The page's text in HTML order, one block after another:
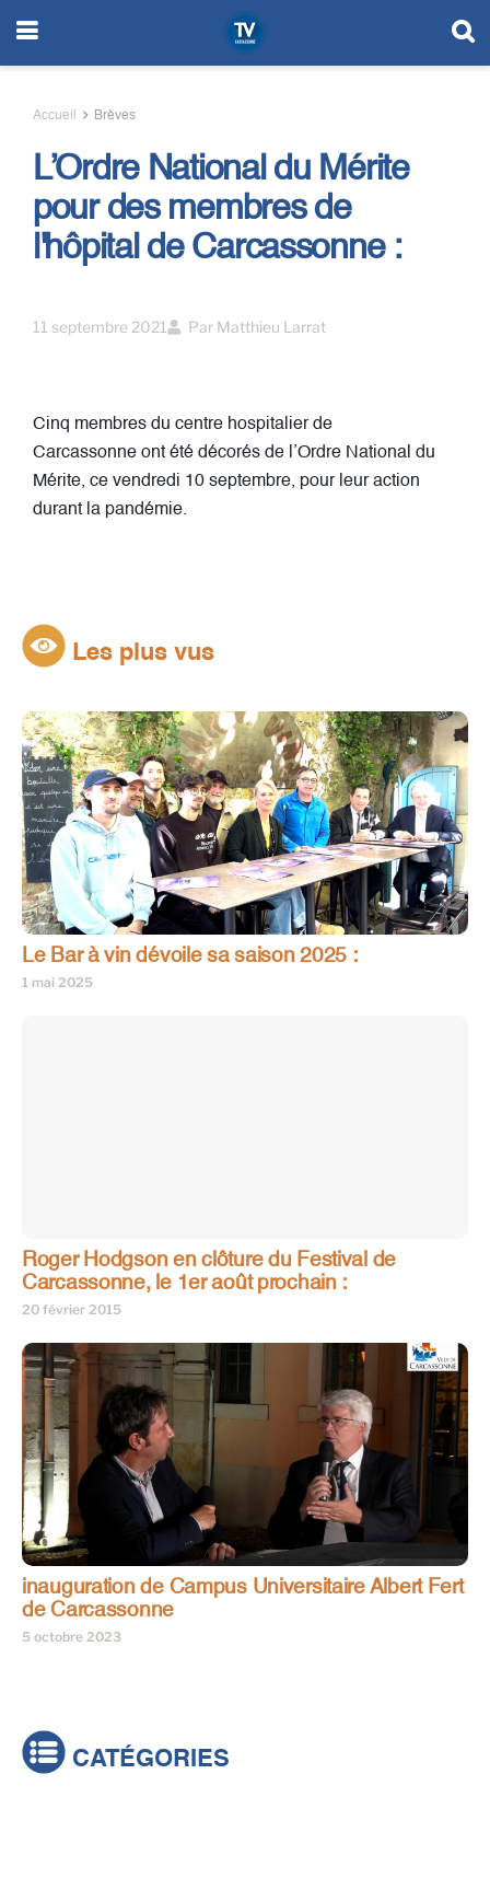
Accueil Brèves
L’Ordre National du Mérite
pour des membres de
l'hôpital de Carcassonne :
11 septembre 2021 Par Matthieu Larrat
Cinq membres du centre hospitalier de
Carcassonne ont été décorés de l’Ordre National du
Mérite, ce vendredi 10 septembre, pour leur action
durant la pandémie.
Les plus vus
Le Bar à vin dévoile sa saison 2025 :
1 mai 2025
Roger Hodgson en clôture du Festival de
Carcassonne, le 1er août prochain :
20 février 2015
inauguration de Campus Universitaire Albert Fert
de Carcassonne
5 octobre 2023
CATÉGORIES